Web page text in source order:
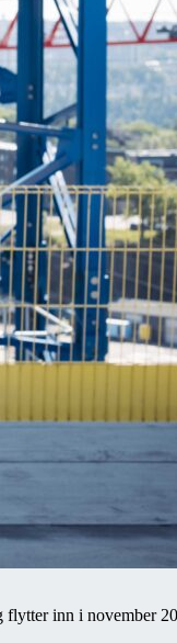
flytter inn i november